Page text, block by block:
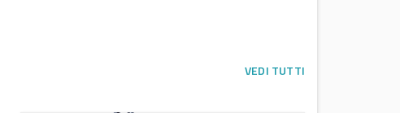
VEDI TUTTI